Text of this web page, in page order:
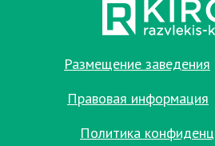
Размещение заведения
Правовая информация
Политика